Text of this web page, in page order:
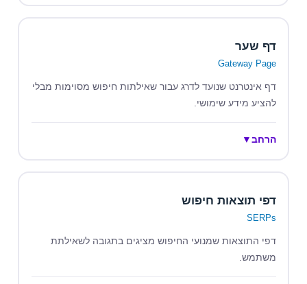
דף שער
Gateway Page
דף אינטרנט שנועד לדרג עבור שאילתות חיפוש מסוימות מבלי
להציע מידע שימושי.
הרחב▼
דפי תוצאות חיפוש
SERPs
דפי התוצאות שמנועי החיפוש מציגים בתגובה לשאילתת
משתמש.